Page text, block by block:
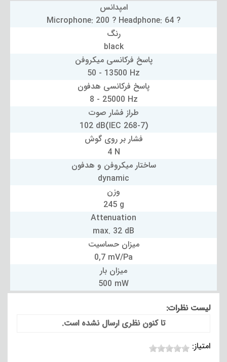
امپدانس
Microphone: 200 ? Headphone: 64 ?
رنگ
black
پاسخ فرکانسی میکروفن
50 - 13500 Hz
پاسخ فرکانسی هدفون
8 - 25000 Hz
طراز فشار صوت
102 dB(IEC 268-7)
فشار بر روی گوش
4 N
ساختار میکروفن و هدفون
dynamic
وزن
245 g
Attenuation
max. 32 dB
میزان حساسیت
0,7 mV/Pa
میزان بار
500 mW
لیست نظرات:
تا کنون نظری ارسال نشده است.
امتیاز: